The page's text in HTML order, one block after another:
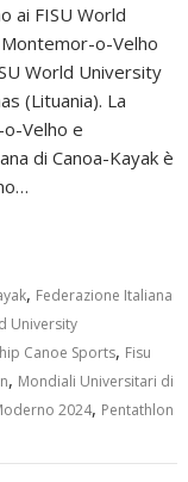
ai FISU World
o-Velho
World University
(Lituania). La
Velho e
di Canoa-Kayak è
, Federazione Italiana
University
Canoe Sports, Fisu
, Mondiali Universitari di
2024, Pentathlon